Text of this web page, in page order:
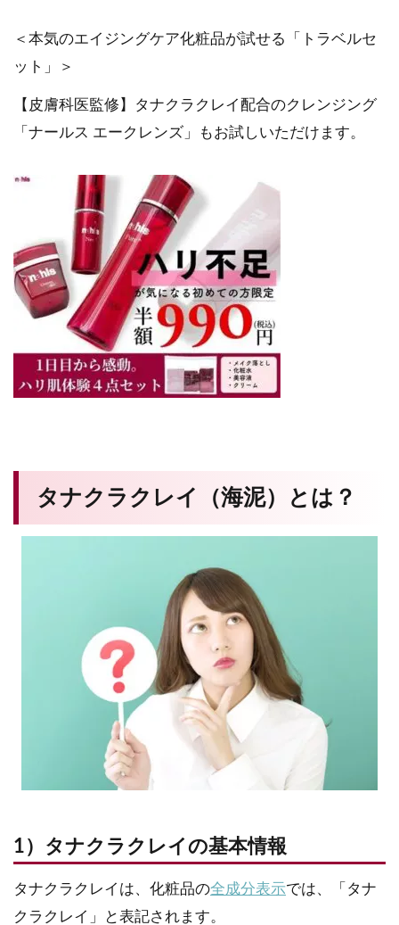
＜本気のエイジングケア化粧品が試せる「トラベルセ
ット」＞
【皮膚科医監修】タナクラクレイ配合のクレンジング
「ナールス エークレンズ」もお試しいただけます。
タナクラクレイ（海泥）とは？
1）タナクラクレイの基本情報
タナクラクレイは、化粧品の全成分表示では、「タナ
クラクレイ」と表記されます。